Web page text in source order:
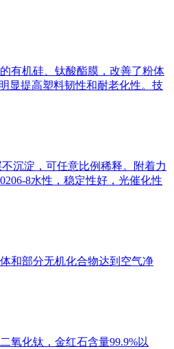
有机硅、钛酸酯膜，改善了粉体
显提高塑料韧性和耐老化性。技
沉淀，可任意比例稀释。附着力
8水性，稳定性好，光催化性
和部分无机化合物达到空气净
氧化钛，金红石含量99.9%以